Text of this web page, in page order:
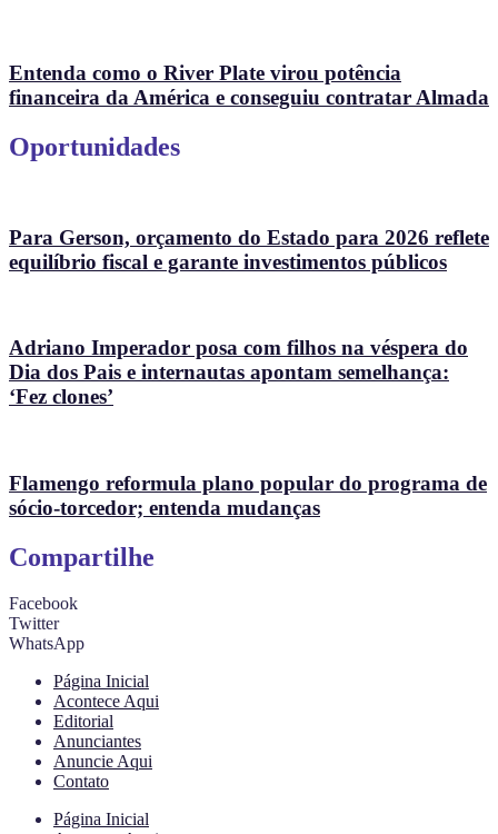
Entenda como o River Plate virou potência
financeira da América e conseguiu contratar Almada
Oportunidades
Para Gerson, orçamento do Estado para 2026 reflete
equilíbrio fiscal e garante investimentos públicos
Adriano Imperador posa com filhos na véspera do
Dia dos Pais e internautas apontam semelhança:
‘Fez clones’
Flamengo reformula plano popular do programa de
sócio-torcedor; entenda mudanças
Compartilhe
Facebook
Twitter
WhatsApp
Página Inicial
Acontece Aqui
Editorial
Anunciantes
Anuncie Aqui
Contato
Página Inicial